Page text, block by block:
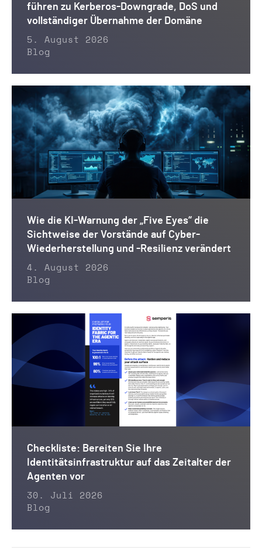
führen zu Kerberos-Downgrade, DoS und
vollständiger Übernahme der Domäne
5. August 2026
Blog
Wie die KI-Warnung der „Five Eyes“ die
Sichtweise der Vorstände auf Cyber-
Wiederherstellung und -Resilienz verändert
4. August 2026
Blog
Checkliste: Bereiten Sie Ihre
Identitätsinfrastruktur auf das Zeitalter der
Agenten vor
30. Juli 2026
Blog